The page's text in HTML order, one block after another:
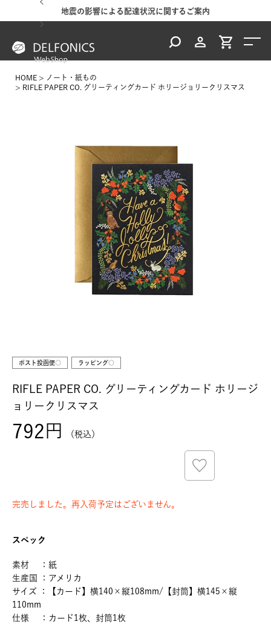
地震の影響による配達状況に関するご案内
HOME
ノート・紙もの
RIFLE PAPER CO. グリーティングカード ホリージョリークリスマス
ポスト投函便○ ラッピング○
RIFLE PAPER CO. グリーティングカード ホリージ
ョリークリスマス
792 税込
完売しました。再入荷予定はございません。
スペック
素材 ：紙
生産国 ：アメリカ
サイズ ：【カード】横140×縦108mm/【封筒】横145×縦
110mm
仕様 ：カード1枚、封筒1枚